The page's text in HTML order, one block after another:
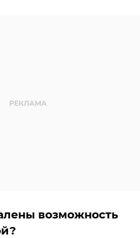
возможность